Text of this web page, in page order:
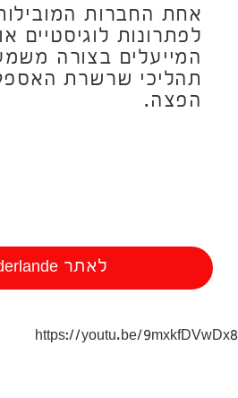
אחת החברות
לפתרונות לוגיסטיים
המייעלים בצורה
תהליכי שרשרת
הפצה.
לאתר Vanderlande
https://youtu.be/9mxkfDVwDx8